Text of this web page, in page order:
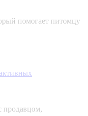
помогает питомцу
продавцом,